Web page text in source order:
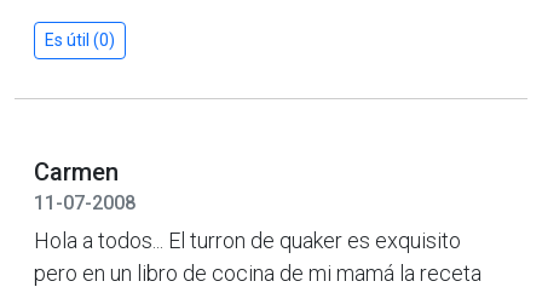
Es útil (0)
Carmen
11-07-2008
Hola a todos... El turron de quaker es exquisito
pero en un libro de cocina de mi mamá la receta